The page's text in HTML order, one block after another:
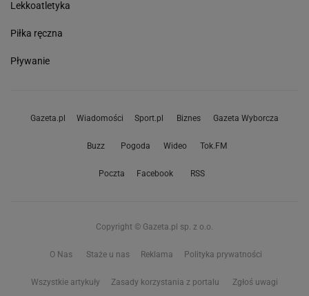
Lekkoatletyka
Piłka ręczna
Pływanie
Gazeta.pl Wiadomości Sport.pl Biznes Gazeta Wyborcza
Buzz Pogoda Wideo Tok.FM
Poczta Facebook RSS
Copyright © Gazeta.pl sp. z o.o.
O Nas Staże u nas Reklama Polityka prywatności
Wszystkie artykuły Zasady korzystania z portalu Zgłoś uwagi